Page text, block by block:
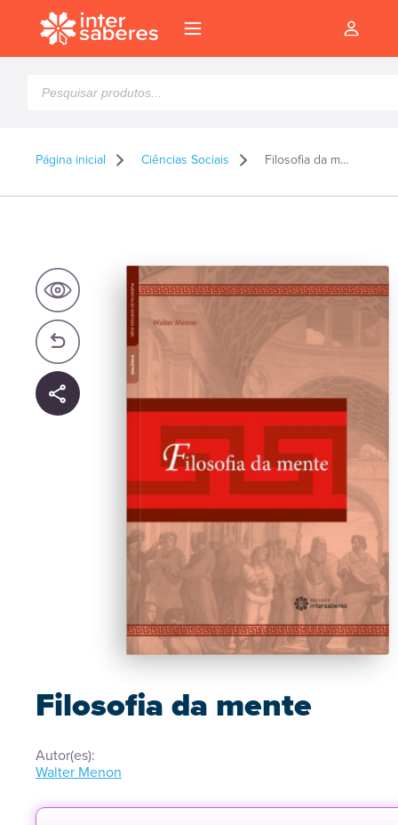
produtos
Página inicial Ciências Sociais Filosofia da mente
Filosofia da mente
Autor(es):
Walter Menon